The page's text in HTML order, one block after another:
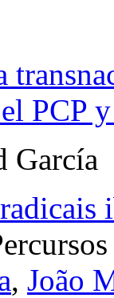
PCP
García
, João